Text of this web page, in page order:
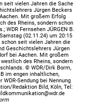
seit vielen Jahren die Sache
Jürgen Beckers
Mit großem Erfolg
des Rheins, sondern schon
WDR Fernsehen JÜRGEN B.
(02.11.24) um 20:15
schon seit vielen Jahren die
Geschichtslehrers Jürgen
bei Aachen. Mit großem
des Rheins, sondern
© WDR/Dirk Borm,
im engen inhaltlichen,
Sendung bei Nennung
Redaktion Bild, Köln, Tel: